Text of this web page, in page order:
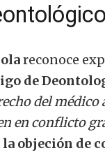
reconoce
de
del
en conflicto
la objeción de